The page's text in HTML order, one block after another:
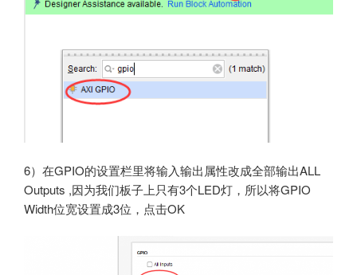
6）在GPIO的设置栏里将输入输出属性改成全部输出ALL
Outputs ,因为我们板子上只有3个LED灯，所以将GPIO
Width位宽设置成3位，点击OK